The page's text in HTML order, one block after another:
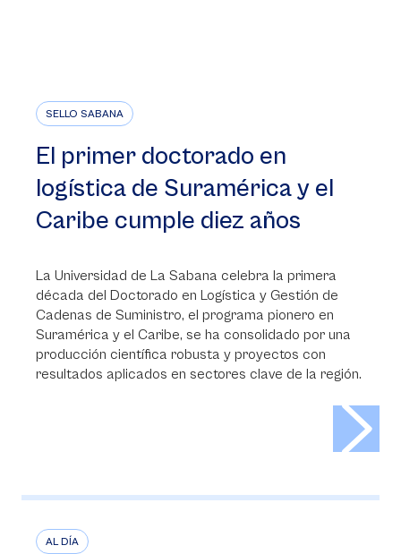
SELLO SABANA
El primer doctorado en
logística de Suramérica y el
Caribe cumple diez años
La Universidad de La Sabana celebra la primera
década del Doctorado en Logística y Gestión de
Cadenas de Suministro, el programa pionero en
Suramérica y el Caribe, se ha consolidado por una
producción científica robusta y proyectos con
resultados aplicados en sectores clave de la región.
AL DÍA